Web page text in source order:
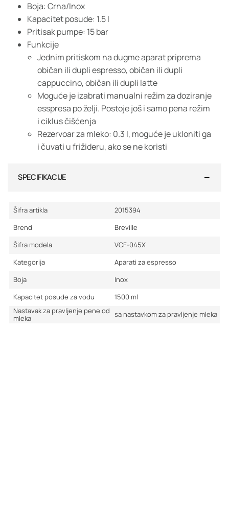
Boja: Crna/Inox
Kapacitet posude: 1.5 l
Pritisak pumpe: 15 bar
Funkcije
Jednim pritiskom na dugme aparat priprema
običan ili dupli espresso, običan ili dupli
cappuccino, običan ili dupli latte
Moguće je izabrati manualni režim za doziranje
esspresa po želji. Postoje još i samo pena režim
i ciklus čišćenja
Rezervoar za mleko: 0.3 l, moguće je ukloniti ga
i čuvati u frižideru, ako se ne koristi
SPECIFIKACIJE
Šifra artikla
2015394
Brend
Breville
Šifra modela
VCF-045X
Kategorija
Aparati za espresso
Boja
Inox
Kapacitet posude za vodu
1500 ml
Nastavak za pravljenje pene od
mleka
sa nastavkom za pravljenje mleka